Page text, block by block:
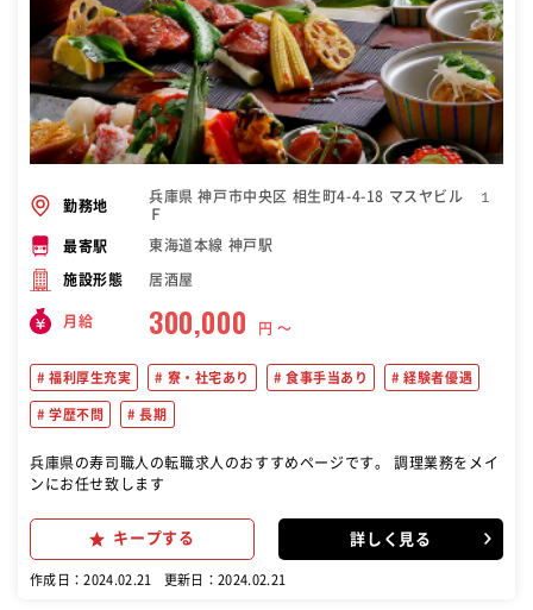
勤務地
兵庫県 神戸市中央区 相生町4-4-18 マスヤビル １
Ｆ
最寄駅 東海道本線 神戸駅
施設形態 居酒屋
月給 300,000 円 〜
福利厚生充実 寮・社宅あり 食事手当あり 経験者優遇
学歴不問 長期
兵庫県の寿司職人の転職求人のおすすめページです。 調理業務をメイ
ンにお任せ致します
キープする 詳しく見る
作成日：2024.02.21 更新日：2024.02.21